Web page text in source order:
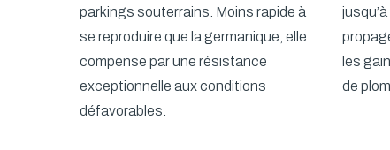
parkings souterrains. Moins rapide à
se reproduire que la germanique, elle
compense par une résistance
exceptionnelle aux conditions
défavorables.
les
de